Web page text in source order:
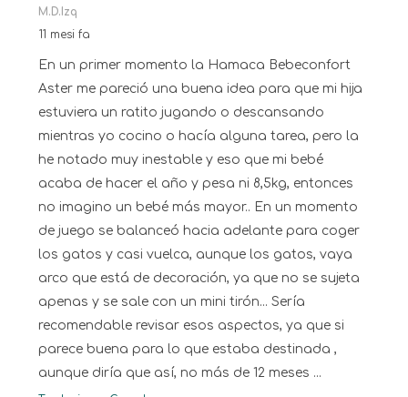
M.D.Izq
11 mesi fa
En un primer momento la Hamaca Bebeconfort
Aster me pareció una buena idea para que mi hija
estuviera un ratito jugando o descansando
mientras yo cocino o hacía alguna tarea, pero la
he notado muy inestable y eso que mi bebé
acaba de hacer el año y pesa ni 8,5kg, entonces
no imagino un bebé más mayor.. En un momento
de juego se balanceó hacia adelante para coger
los gatos y casi vuelca, aunque los gatos, vaya
arco que está de decoración, ya que no se sujeta
apenas y se sale con un mini tirón... Sería
recomendable revisar esos aspectos, ya que si
parece buena para lo que estaba destinada ,
aunque diría que así, no más de 12 meses ...